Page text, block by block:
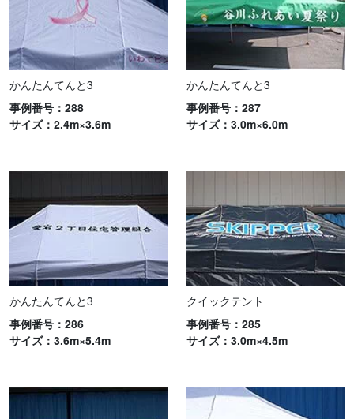
かんたんてんと3
事例番号：288
サイズ：2.4m×3.6m
かんたんてんと3
事例番号：287
サイズ：3.0m×6.0m
かんたんてんと3
事例番号：286
サイズ：3.6m×5.4m
クイックテント
事例番号：285
サイズ：3.0m×4.5m